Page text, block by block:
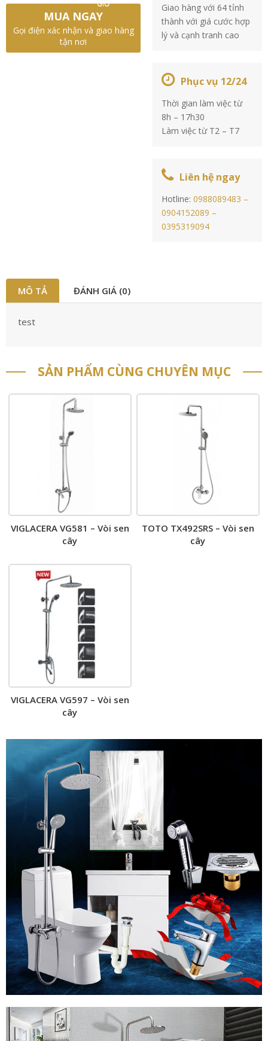
GIỎ
MUA NGAY
Gọi điện xác nhận và giao hàng
tận nơi
Giao hàng với 64 tỉnh
thành với giá cước hợp
lý và cạnh tranh cao
Phục vụ 12/24
Thời gian làm việc từ
8h – 17h30
Làm việc từ T2 – T7
Liên hệ ngay
Hotline:0988089483 –
0904152089 –
0395319094
MÔ TẢ ĐÁNH GIÁ (0)
test
SẢN PHẨM CÙNG CHUYÊN MỤC
VIGLACERA VG581 – Vòi sen
cây
TOTO TX492SRS – Vòi sen
cây
VIGLACERA VG597 – Vòi sen
cây